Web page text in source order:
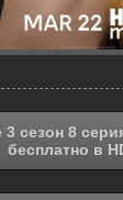
сезон 8
бесплатно в